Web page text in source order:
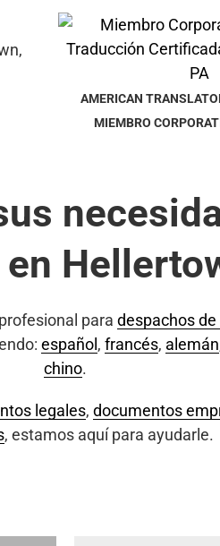
AMERICAN
MIEMBRO
para despachos
español , francés, alemán
chino.
legales, documentos
, estamos aquí para ayudarle.